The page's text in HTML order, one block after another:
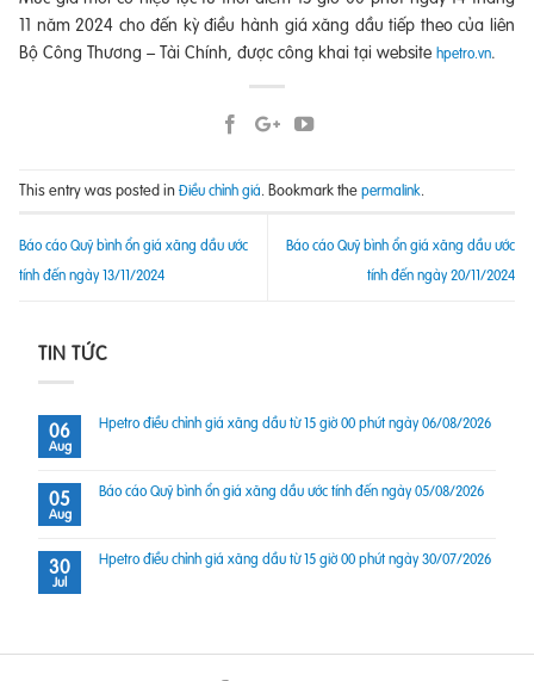
TIN TỨC
06
Aug
Hpetro điều chỉnh giá xăng dầu từ 15 giờ 00 phút ngày 06/08/2026
05
Aug
Báo cáo Quỹ bình ổn giá xăng dầu ước tính đến ngày 05/08/2026
30
Jul
Hpetro điều chỉnh giá xăng dầu từ 15 giờ 00 phút ngày 30/07/2026
11 năm 2024 cho đến kỳ điều hành giá xăng dầu tiếp theo của liên
Bộ Công Thương – Tài Chính, được công khai tại website hpetro.vn.
This entry was posted inĐiều chỉnh giá. Bookmark thepermalink.
Báo cáo Quỹ bình ổn giá xăng dầu ước
tính đến ngày 13/11/2024
Báo cáo Quỹ bình ổn giá xăng dầu ước
tính đến ngày 20/11/2024